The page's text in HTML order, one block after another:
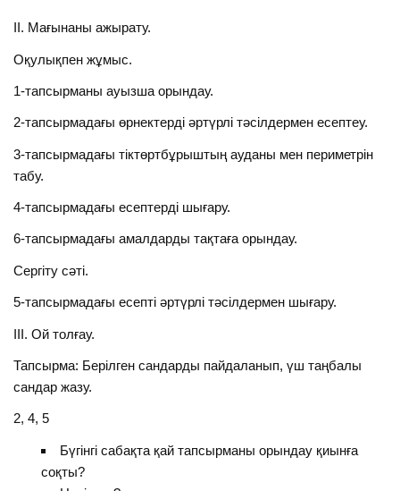
ІІ. Мағынаны ажырату.
Оқулықпен жұмыс.
1-тапсырманы ауызша орындау.
2-тапсырмадағы өрнектерді әртүрлі тәсілдермен есептеу.
3-тапсырмадағы тіктөртбұрыштың ауданы мен периметрін
табу.
4-тапсырмадағы есептерді шығару.
6-тапсырмадағы амалдарды тақтаға орындау.
Сергіту сәті.
5-тапсырмадағы есепті әртүрлі тәсілдермен шығару.
ІІІ. Ой толғау.
Тапсырма: Берілген сандарды пайдаланып, үш таңбалы
сандар жазу.
2, 4, 5
Бүгінгі сабақта қай тапсырманы орындау қиынға
соқты?